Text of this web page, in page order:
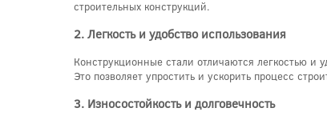
строительных конструкций.
2. Легкость и удобство использования
Конструкционные стали отличаются легкостью и
Это позволяет упростить и ускорить процесс
3. Износостойкость и долговечность